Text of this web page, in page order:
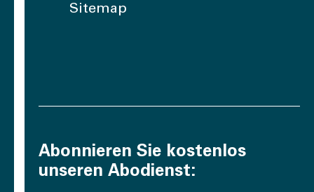
Sitemap
Abonnieren Sie kostenlos
unseren Abodienst: